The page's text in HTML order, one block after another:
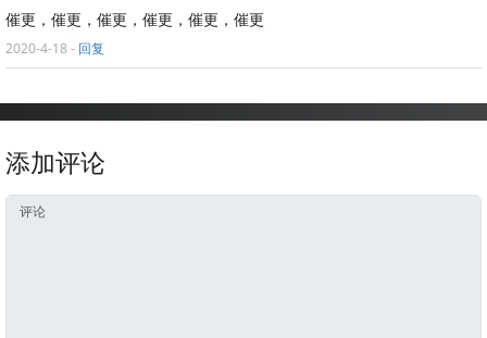
催更，催更，催更，催更，催更，催更
2020-4-18 - 回复
添加评论